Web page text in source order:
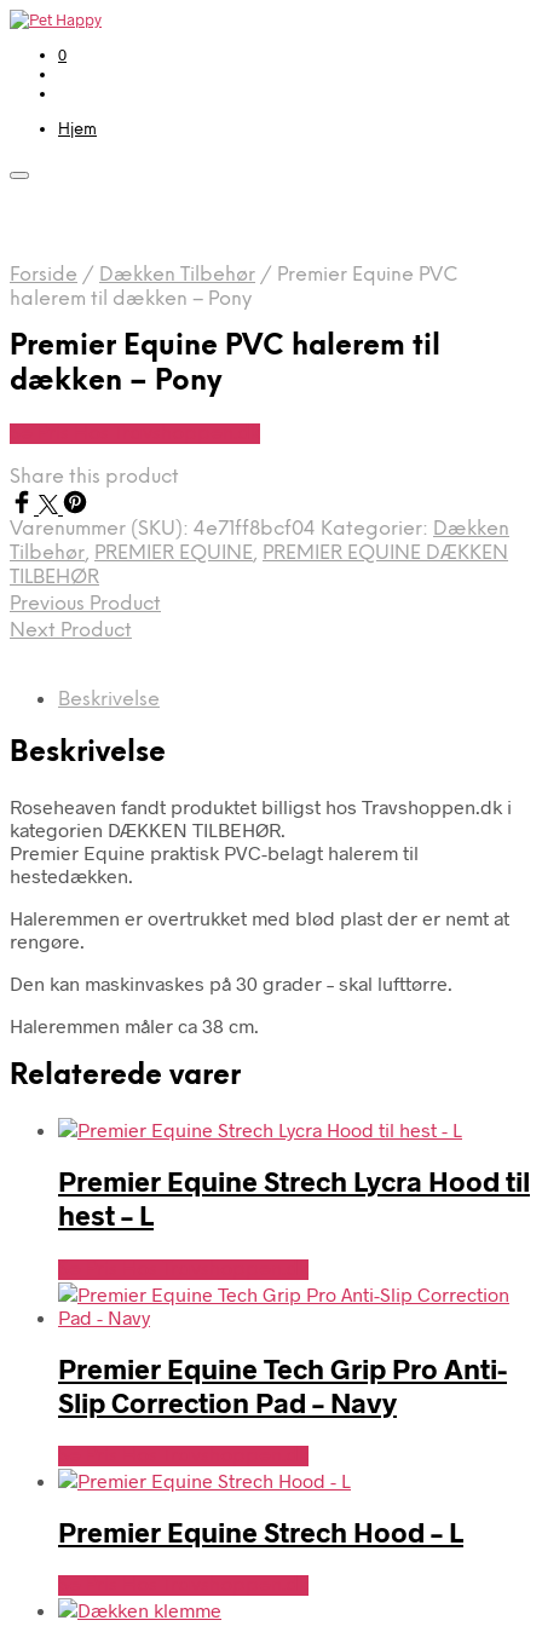
0
Hjem
Forside / Dækken Tilbehør / Premier Equine PVC
halerem til dækken – Pony
Premier Equine PVC halerem til
dækken – Pony
Share this product
Varenummer (SKU): 4e71ff8bcf04 Kategorier: Dækken
Tilbehør, PREMIER EQUINE, PREMIER EQUINE DÆKKEN
TILBEHØR
Previous Product
Next Product
Beskrivelse
Beskrivelse
Roseheaven fandt produktet billigst hos Travshoppen.dk i
kategorien DÆKKEN TILBEHØR.
Premier Equine praktisk PVC-belagt halerem til
hestedækken.
Haleremmen er overtrukket med blød plast der er nemt at
rengøre.
Den kan maskinvaskes på 30 grader – skal lufttørre.
Haleremmen måler ca 38 cm.
Relaterede varer
Premier Equine Strech Lycra Hood til
hest – L
Premier Equine Tech Grip Pro Anti-
Slip Correction Pad – Navy
Premier Equine Strech Hood – L